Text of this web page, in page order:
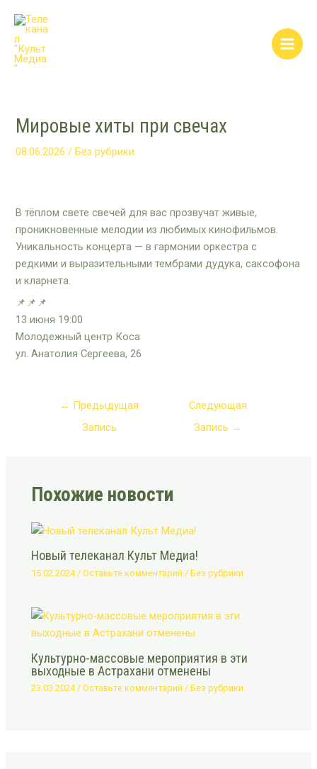
содержимому
Мировые хиты при свечах
08.06.2026/Без рубрики
В тёплом свете свечей для вас прозвучат живые,
проникновенные мелодии из любимых кинофильмов.
Уникальность концерта — в гармонии оркестра с
редкими и выразительными тембрами дудука, саксофона
и кларнета.
📌📌📌
13 июня 19:00
Молодежный центр Коса
ул. Анатолия Сергеева, 26
navigation
← Предыдущая
Запись
Следующая
Запись →
Похожие новости
Новый телеканал Культ Медиа!
15.02.2024 /Оставьте комментарий /Без рубрики
Культурно-массовые мероприятия в эти
выходные в Астрахани отменены
23.03.2024/Оставьте комментарий /Без рубрики